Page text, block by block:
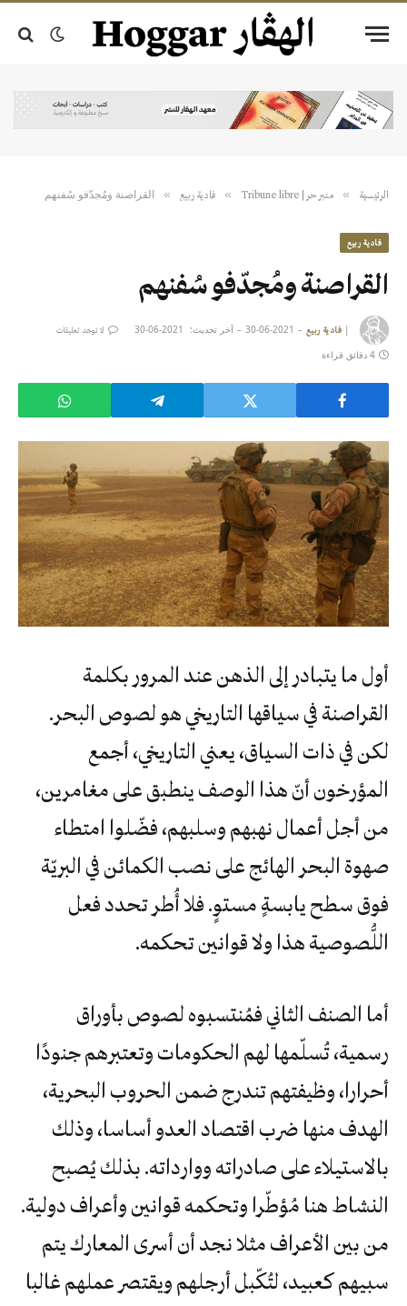
الرئيسية » منبر حر | Tribune libre » فادية ربيع » القراصنة ومُجدّفو سُفنهم
فادية ربيع
القراصنة ومُجدّفو سُفنهم
| فادية ربيع 2021-06-30 آخر تحديث: 2021-06-30 لا توجد تعليقات
4 دقائق قراءة
أول ما يتبادر إلى الذهن عند المرور بكلمة
القراصنة في سياقها التاريخي هو لصوص البحر.
لكن في ذات السياق، يعني التاريخي، أجمع
المؤرخون أنّ هذا الوصف ينطبق على مغامرين،
من أجل أعمال نهبهم وسلبهم، فضّلوا امتطاء
صهوة البحر الهائج على نصب الكمائن في البريّة
فوق سطح يابسةٍ مستوٍ. فلا أُطر تحدد فعل
اللُّصوصية هذا ولا قوانين تحكمه.
أما الصنف الثاني فمُنتسبوه لصوص بأوراق
رسمية، تُسلّمها لهم الحكومات وتعتبرهم جنودًا
أحرارا، وظيفتهم تندرج ضمن الحروب البحرية،
الهدف منها ضرب اقتصاد العدو أساسا، وذلك
بالاستيلاء على صادراته ووارداته. بذلك يُصبح
النشاط هنا مُؤطّرا وتحكمه قوانين وأعراف دولية.
من بين الأعراف مثلا نجد أن أسرى المعارك يتم
سبيهم كعبيد، لتُكّبل أرجلهم ويقتصر عملهم غالبا